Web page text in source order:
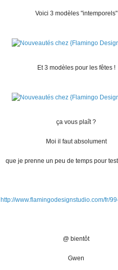
Voici 3 modèles "intemporels"
Et 3 modèles pour les fêtes !
ça vous plaît ?
Moi il faut absolument
que je prenne un peu de temps pour
http://www.flamingodesignstudio.com/fr/
@ bientôt
Gwen